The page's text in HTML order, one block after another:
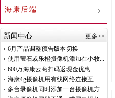
海康后端
新闻中心
更多>>
6月产品调整预告版本切换
使用萤石或乐橙摄像机添加在小牧...
600万海康云商扫码返现金优惠
海康4g摄像机用有线网络连接互...
多台录像机同时添加一台摄像机方...